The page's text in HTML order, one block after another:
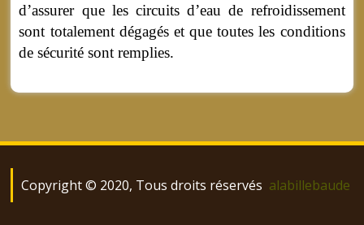
d’assurer que les circuits d’eau de refroidissement
sont totalement dégagés et que toutes les conditions
de sécurité sont remplies.
Copyright © 2020, Tous droits réservés alabillebaude